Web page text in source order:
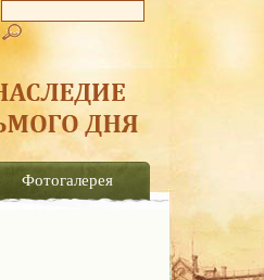
Фотогалерея